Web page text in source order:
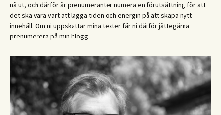
nå ut, och därför är prenumeranter numera en förutsättning för att
det ska vara värt att lägga tiden och energin på att skapa nytt
innehåll. Om ni uppskattar mina texter får ni därför jättegärna
prenumerera på min blogg.